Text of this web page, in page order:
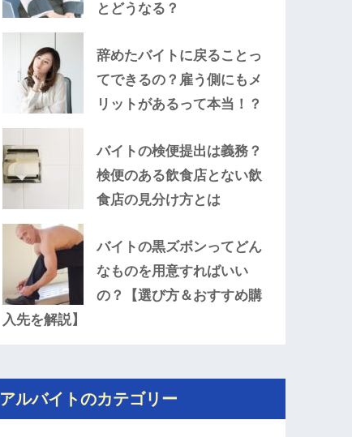
とどうなる？
辞めたバイトに戻ることっ
てできるの？雇う側にもメ
リットがあるって本当！？
バイトの検便提出は義務？
検便のある飲食店とない飲
食店の見分け方とは
バイトの黒ズボンってどん
なものを用意すればいい
の？【選び方＆おすすめ購
入先を解説】
アルバイトのカテゴリー